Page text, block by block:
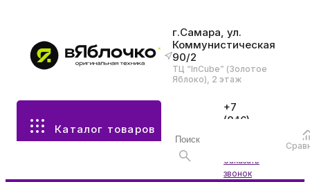
г.Самара, ул.
Коммунистическая
90/2
ТЦ “InCube” (Золотое
Яблоко), 2 этаж
Каталог товаров
+7
(846)
Заказать
звонок
Все разделы каталога
Аксессуары